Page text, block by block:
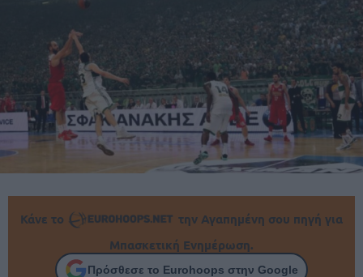
Κάνε το
την Αγαπημένη σου πηγή για
Μπασκετική Ενημέρωση.
Πρόσθεσε το Eurohoops στην Google